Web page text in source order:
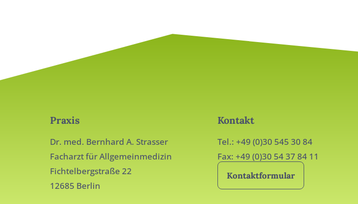
Praxis
Dr. med. Bernhard A. Strasser
Facharzt für Allgemeinmedizin
Fichtelbergstraße 22
12685 Berlin
Kontakt
Tel.: +49 (0)30 545 30 84
Fax: +49 (0)30 54 37 84 11
Kontaktformular